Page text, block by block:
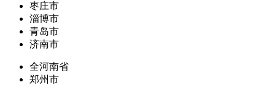
枣庄市
淄博市
青岛市
济南市
全河南省
郑州市